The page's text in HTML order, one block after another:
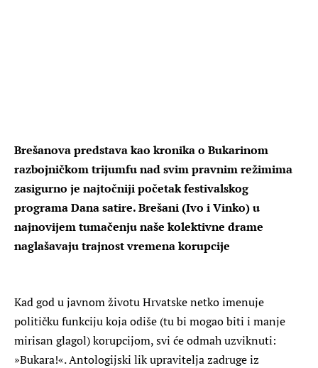
Brešanova predstava kao kronika o Bukarinom
razbojničkom trijumfu nad svim pravnim režimima
zasigurno je najtočniji početak festivalskog
programa Dana satire. Brešani (Ivo i Vinko) u
najnovijem tumačenju naše kolektivne drame
naglašavaju trajnost vremena korupcije
Kad god u javnom životu Hrvatske netko imenuje
političku funkciju koja odiše (tu bi mogao biti i manje
mirisan glagol) korupcijom, svi će odmah uzviknuti:
»Bukara!«. Antologijski lik upravitelja zadruge iz